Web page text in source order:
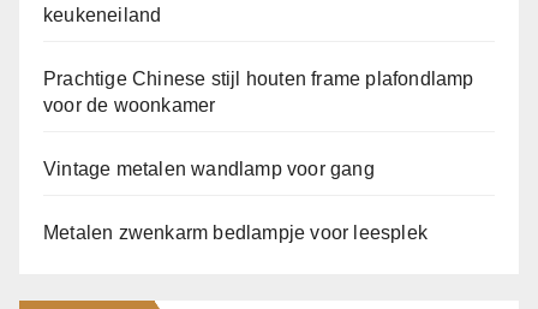
keukeneiland
Prachtige Chinese stijl houten frame plafondlamp
voor de woonkamer
Vintage metalen wandlamp voor gang
Metalen zwenkarm bedlampje voor leesplek